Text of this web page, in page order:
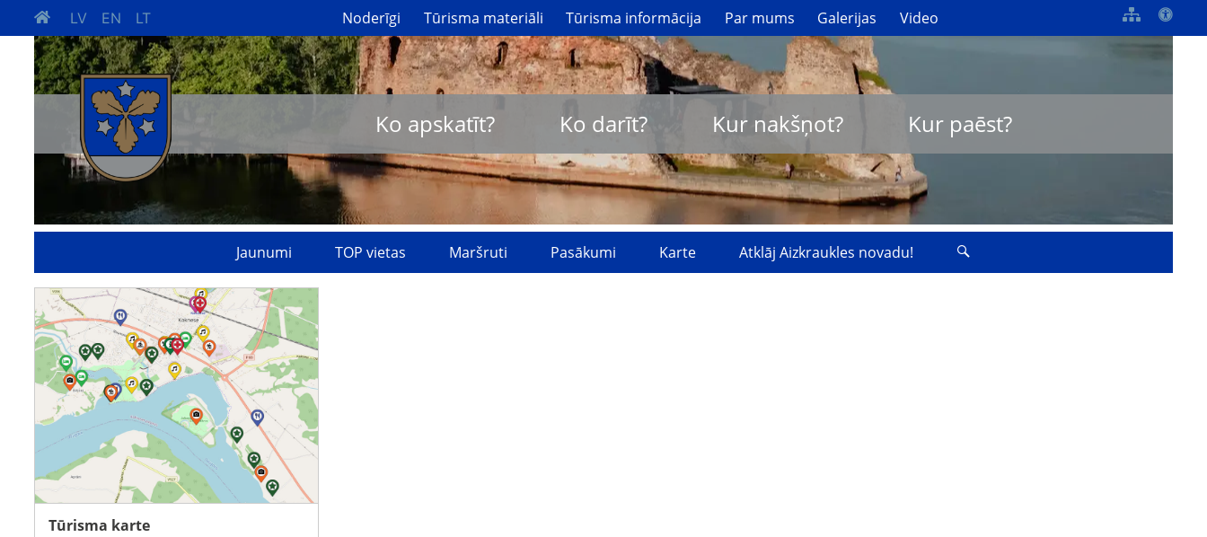
LV EN LT Noderīgi Tūrisma materiāli Tūrisma informācija Par mums Galerijas Video
Ko apskatīt? Ko darīt? Kur nakšņot? Kur paēst?
Jaunumi TOP vietas Maršruti Pasākumi Karte Atklāj Aizkraukles novadu!
Tūrisma karte